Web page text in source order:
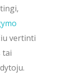
vertinti
tai